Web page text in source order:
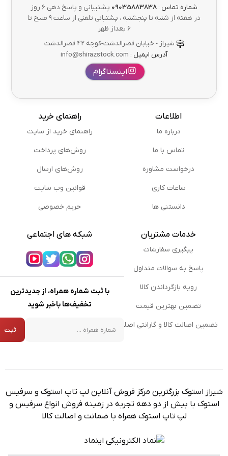
شماره تماس : 09035883838
پشتیبانی و پاسخ دهی 6 روز
در هفته از شنبه تا پنجشنبه ، پشتبانی تلفنی از ساعت ۹ صبح تا
۶ بعداز ظهر
شیراز - خیابان قصرالدشت-کوچه 42 قصرالدشت
آدرس ایمیل :
اینستاگرام
اطلاعات
درباره ما
تماس با ما
درخواست مشاوره
ساعات کاری
دانستنی ها
راهنمای خرید
راهنمای خرید از سایت
روش‌های پرداخت
روش‌های ارسال
قوانین وب سایت
حریم خصوصی
خدمات مشتریان
پیگیری سفارشات
پاسخ به سوالات متداول
رویه بازگرداندن کالا
تضمین بهترین قیمت
تضمین اصالت کالا و گارانتی اصلی
شبکه های اجتماعی
با ثبت شماره همراه، از جدیدترین
تخفیف‌ها باخبر شوید
شماره همراه
ثبت
شیراز استوک بزرگترین مرکز فروش آنلاین لپ تاپ استوک و سرفیس
استوک با بیش از دو دهه تجربه در زمینه فروش انواع سرفیس و
لپ تاپ استوک همراه با ضمانت و اصالت کالا